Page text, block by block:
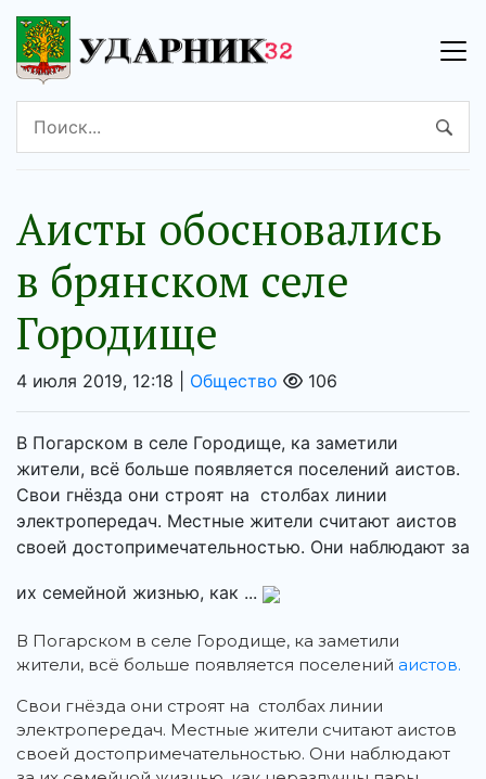
Аисты обосновались
в брянском селе
Городище
4 июля 2019, 12:18 | Общество 106
В Погарском в селе Городище, ка заметили
жители, всё больше появляется поселений аистов.
Свои гнёзда они строят на столбах линии
электропередач. Местные жители считают аистов
своей достопримечательностью. Они наблюдают за
их семейной жизнью, как ...
В Погарском в селе Городище, ка заметили
жители, всё больше появляется поселений аистов.
Свои гнёзда они строят на столбах линии
электропередач. Местные жители считают аистов
своей достопримечательностью. Они наблюдают